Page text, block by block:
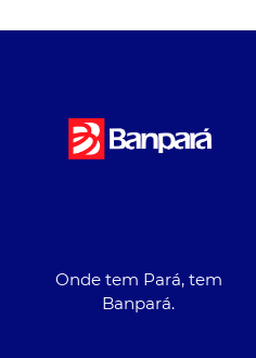
Onde tem Pará, tem
Banpará.